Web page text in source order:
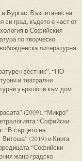
Бургас. Възпитаник на
си град, където е част от
в Софийския
по творческо
литературна
вестник”, “НО
и театрални
уъркшопи към дом-
(2009), “Микро”
“Софийски
“В сърцето на
(2019) и Книга
“Софийски
жанр градско